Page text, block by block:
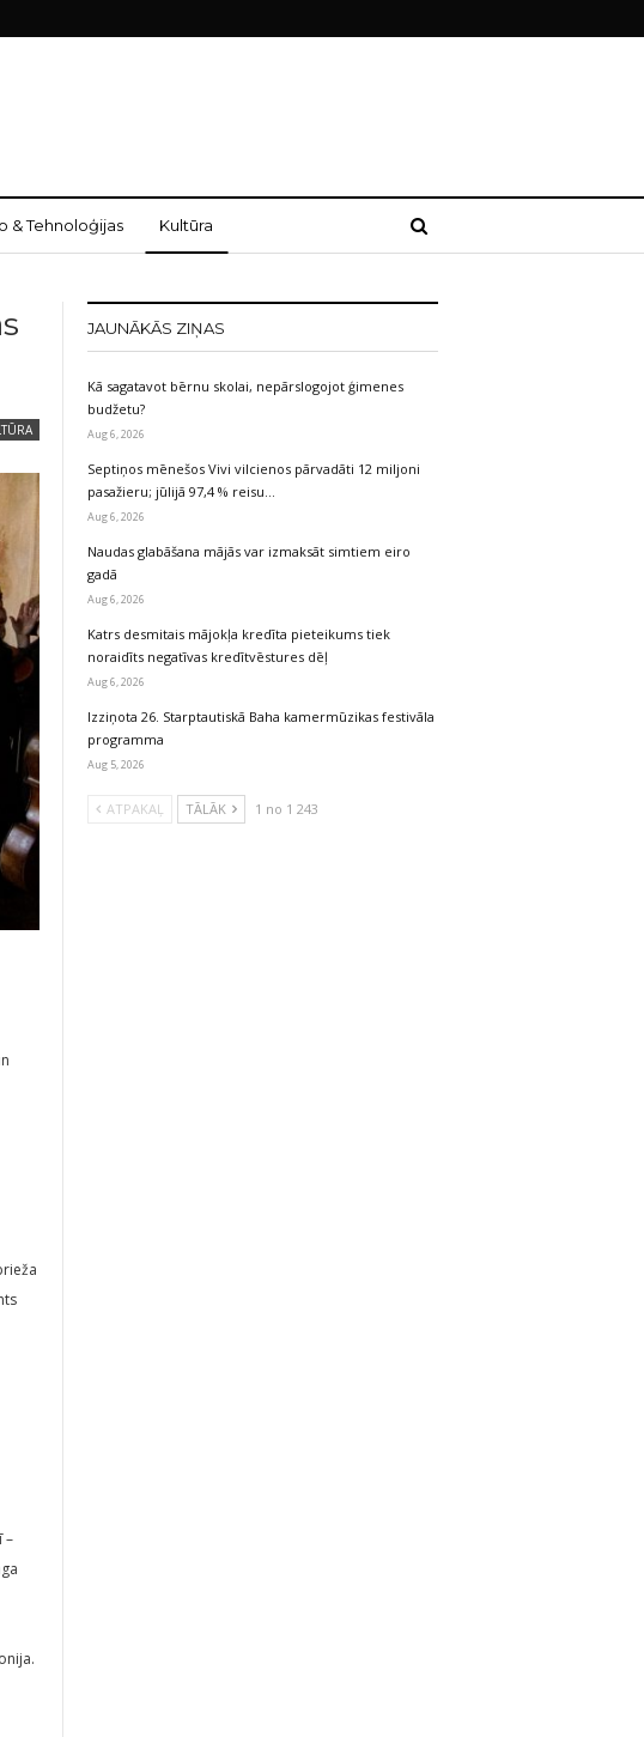
& Tehnoloģijas Kultūra
–
JAUNĀKĀS ZIŅAS
Kā sagatavot bērnu skolai, nepārslogojot ģimenes
budžetu?
Aug 6, 2026
Septiņos mēnešos Vivi vilcienos pārvadāti 12 miljoni
pasažieru; jūlijā 97,4 % reisu…
Aug 6, 2026
Naudas glabāšana mājās var izmaksāt simtiem eiro
gadā
Aug 6, 2026
Katrs desmitais mājokļa kredīta pieteikums tiek
noraidīts negatīvas kredītvēstures dēļ
Aug 6, 2026
Izziņota 26. Starptautiskā Baha kamermūzikas festivāla
programma
Aug 5, 2026
ATPAKAĻ TĀLĀK 1 no 1 243